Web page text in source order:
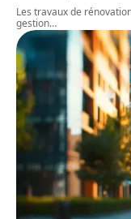
Les travaux de
gestion…